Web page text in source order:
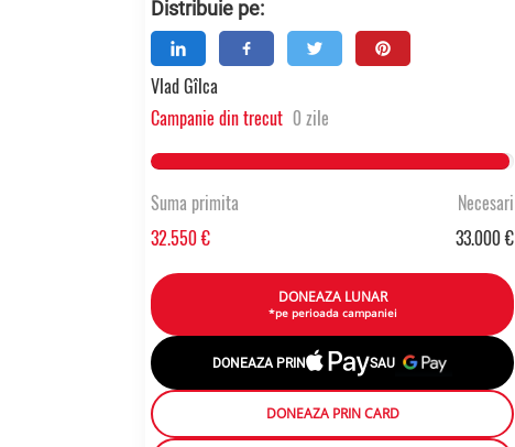
Distribuie pe:
Vlad Gîlca
Campanie din trecut 0 zile
98.637333333333% Complete
Suma primita
32.550 €
Necesari
33.000 €
DONEAZA LUNAR
*pe perioada campaniei
DONEAZA PRIN SAU
DONEAZA PRIN CARD